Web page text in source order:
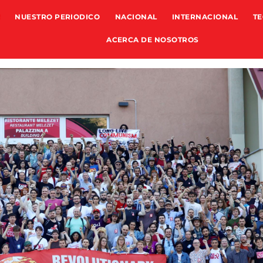
NUESTRO PERIODICO NACIONAL INTERNACIONAL
ACERCA DE NOSOTROS